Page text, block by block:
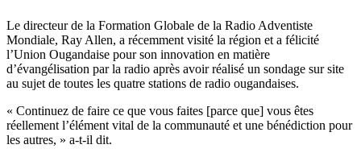
Le directeur de la Formation Globale de la Radio Adventiste
Mondiale, Ray Allen, a récemment visité la région et a félicité
l’Union Ougandaise pour son innovation en matière
d’évangélisation par la radio après avoir réalisé un sondage sur site
au sujet de toutes les quatre stations de radio ougandaises.
« Continuez de faire ce que vous faites [parce que] vous êtes
réellement l’élément vital de la communauté et une bénédiction pour
les autres, » a-t-il dit.